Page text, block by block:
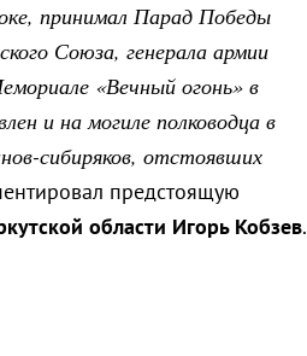
принимал Парад Победы
Союза, генерала армии
«Вечный огонь» в
и на могиле полководца в
сибиряков, отстоявших
предстоящую
области Игорь Кобзев.